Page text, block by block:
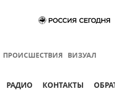
ПРОИСШЕСТВИЯ ВИЗУАЛ
РАДИО КОНТАКТЫ